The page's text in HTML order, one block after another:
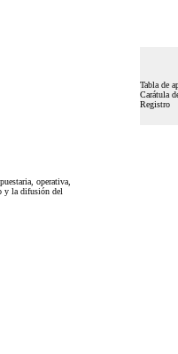
Tabla de
Carátula
Registro
operativa,
y la difusión del